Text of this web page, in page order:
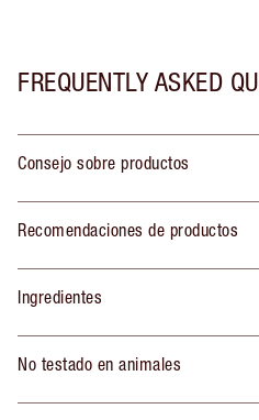
FREQUENTLY ASKED
Consejo sobre productos
Recomendaciones de productos
Ingredientes
No testado en animales